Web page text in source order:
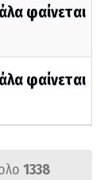
φαίνεται
φαίνεται
1338